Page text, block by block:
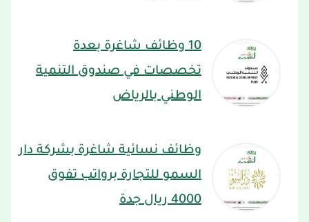
10 وظائف شاغرة بعدة
تخصصات في صندوق التنمية
الوطني بالرياض
وظائف نسائية شاغرة بشركة دار
السمو للتجارة برواتب تفوق
4000 ريال جدة